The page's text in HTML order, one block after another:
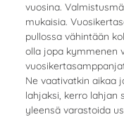
vuosina.
mukaisia.
pullossa vähintään
olla jopa kymmenen
Ne vaativatkin aikaa
lahjaksi, kerro lahjan
yleensä varastoida